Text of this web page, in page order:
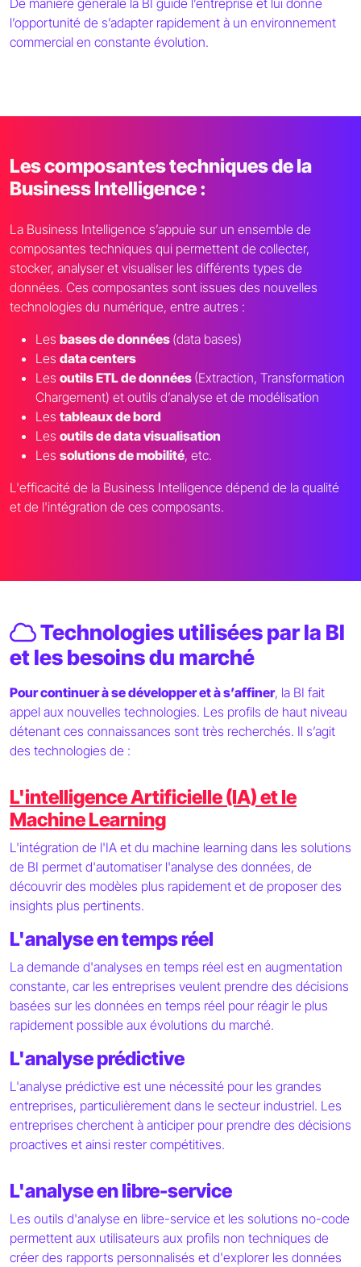
De manière générale la BI guide l’entreprise et lui donne
l’opportunité de s’adapter rapidement à un environnement
commercial en constante évolution.
Les composantes techniques de la
Business Intelligence :
La Business Intelligence s’appuie sur un ensemble de
composantes techniques qui permettent de collecter,
stocker, analyser et visualiser les différents types de
données. Ces composantes sont issues des nouvelles
technologies du numérique, entre autres :
Les bases de données (data bases)
Les data centers
Les outils ETL de données (Extraction, Transformation
Chargement) et outils d’analyse et de modélisation
Les tableaux de bord
Les outils de data visualisation
Les solutions de mobilité, etc.
L'efficacité de la Business Intelligence dépend de la qualité
et de l'intégration de ces composants.
Technologies utilisées par la BI
et les besoins du marché
Pour continuer à se développer et à s’affiner, la BI fait
appel aux nouvelles technologies. Les profils de haut niveau
détenant ces connaissances sont très recherchés. Il s’agit
des technologies de :
L'intelligence Artificielle (IA) et le
Machine Learning
L'intégration de l'IA et du machine learning dans les solutions
de BI permet d'automatiser l'analyse des données, de
découvrir des modèles plus rapidement et de proposer des
insights plus pertinents.
L'analyse en temps réel
La demande d'analyses en temps réel est en augmentation
constante, car les entreprises veulent prendre des décisions
basées sur les données en temps réel pour réagir le plus
rapidement possible aux évolutions du marché.
L'analyse prédictive
L'analyse prédictive est une nécessité pour les grandes
entreprises, particulièrement dans le secteur industriel. Les
entreprises cherchent à anticiper pour prendre des décisions
proactives et ainsi rester compétitives.
L'analyse en libre-service
Les outils d'analyse en libre-service et les solutions no-code
permettent aux utilisateurs aux profils non techniques de
créer des rapports personnalisés et d'explorer les données